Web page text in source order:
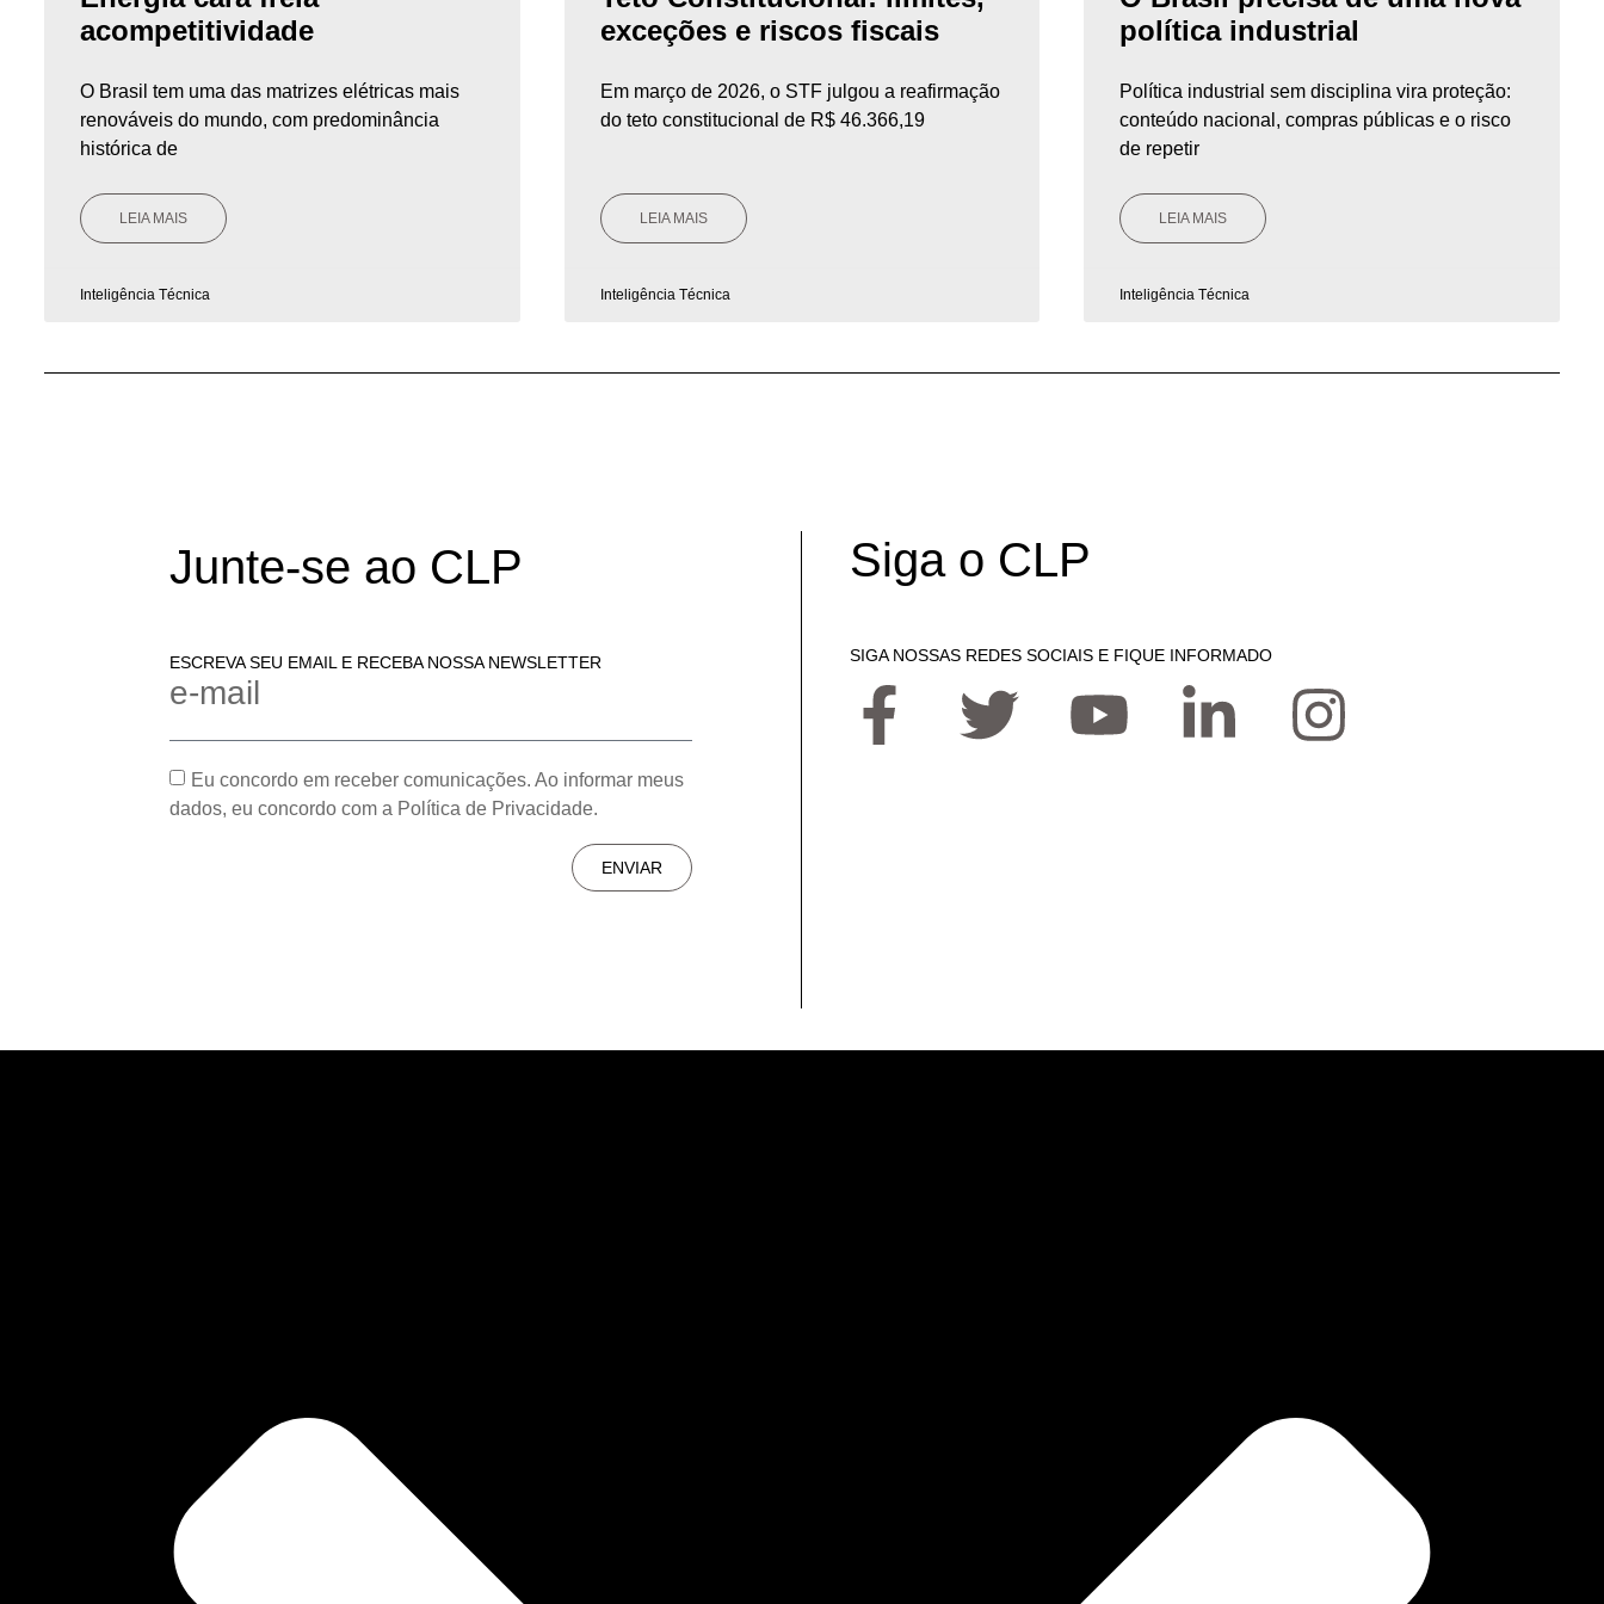
acompetitividade
O Brasil tem uma das matrizes elétricas mais
renováveis do mundo, com predominância
histórica de
LEIA MAIS
Inteligência Técnica
exceções e riscos fiscais
Em março de 2026, o STF julgou a reafirmação
do teto constitucional de R$ 46.366,19
LEIA MAIS
Inteligência Técnica
política industrial
Política industrial sem disciplina vira proteção:
conteúdo nacional, compras públicas e o risco
de repetir
LEIA MAIS
Inteligência Técnica
Junte-se ao CLP
ESCREVA SEU EMAIL E RECEBA NOSSA NEWSLETTER
e-mail
Eu concordo em receber comunicações. Ao informar meus
dados, eu concordo com a Política de Privacidade.
ENVIAR
Siga o CLP
SIGA NOSSAS REDES SOCIAIS E FIQUE INFORMADO